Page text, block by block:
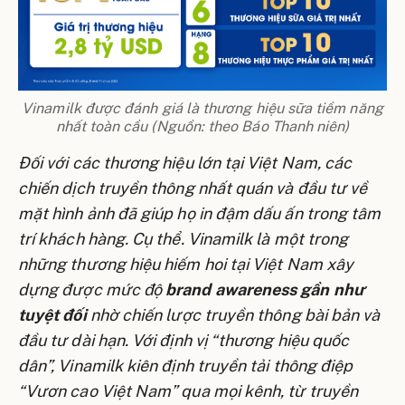
Vinamilk được đánh giá là thương hiệu sữa tiềm năng
nhất toàn cầu (Nguồn: theo Báo Thanh niên)
Đối với các thương hiệu lớn tại Việt Nam, các
chiến dịch truyền thông nhất quán và đầu tư về
mặt hình ảnh đã giúp họ in đậm dấu ấn trong tâm
trí khách hàng. Cụ thể. Vinamilk là một trong
những thương hiệu hiếm hoi tại Việt Nam xây
dựng được mức độbrand awareness gần như
tuyệt đốinhờ chiến lược truyền thông bài bản và
đầu tư dài hạn. Với định vị “thương hiệu quốc
dân”, Vinamilk kiên định truyền tải thông điệp
“Vươn cao Việt Nam” qua mọi kênh, từ truyền